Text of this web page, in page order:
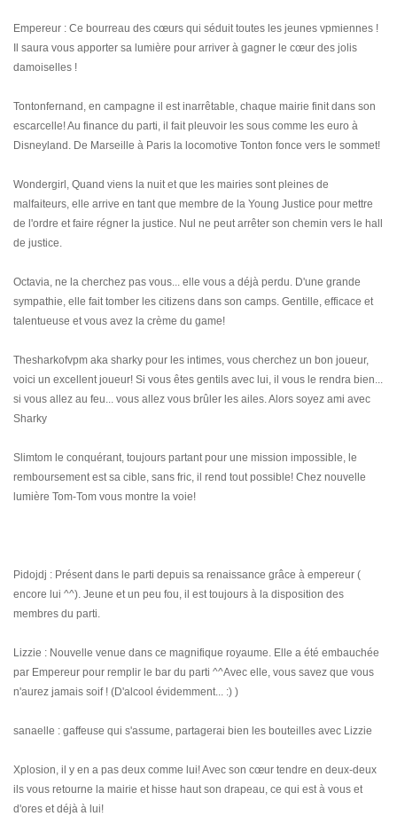
Empereur : Ce bourreau des cœurs qui séduit toutes les jeunes vpmiennes !
Il saura vous apporter sa lumière pour arriver à gagner le cœur des jolis
damoiselles !
Tontonfernand, en campagne il est inarrêtable, chaque mairie finit dans son
escarcelle! Au finance du parti, il fait pleuvoir les sous comme les euro à
Disneyland. De Marseille à Paris la locomotive Tonton fonce vers le sommet!
Wondergirl, Quand viens la nuit et que les mairies sont pleines de
malfaiteurs, elle arrive en tant que membre de la Young Justice pour mettre
de l'ordre et faire régner la justice. Nul ne peut arrêter son chemin vers le hall
de justice.
Octavia, ne la cherchez pas vous... elle vous a déjà perdu. D'une grande
sympathie, elle fait tomber les citizens dans son camps. Gentille, efficace et
talentueuse et vous avez la crème du game!
Thesharkofvpm aka sharky pour les intimes, vous cherchez un bon joueur,
voici un excellent joueur! Si vous êtes gentils avec lui, il vous le rendra bien...
si vous allez au feu... vous allez vous brûler les ailes. Alors soyez ami avec
Sharky
Slimtom le conquérant, toujours partant pour une mission impossible, le
remboursement est sa cible, sans fric, il rend tout possible! Chez nouvelle
lumière Tom-Tom vous montre la voie!
Pidojdj : Présent dans le parti depuis sa renaissance grâce à empereur (
encore lui ^^). Jeune et un peu fou, il est toujours à la disposition des
membres du parti.
Lizzie : Nouvelle venue dans ce magnifique royaume. Elle a été embauchée
par Empereur pour remplir le bar du parti ^^Avec elle, vous savez que vous
n'aurez jamais soif ! (D'alcool évidemment... :) )
sanaelle : gaffeuse qui s'assume, partagerai bien les bouteilles avec Lizzie
Xplosion, il y en a pas deux comme lui! Avec son cœur tendre en deux-deux
ils vous retourne la mairie et hisse haut son drapeau, ce qui est à vous et
d'ores et déjà à lui!